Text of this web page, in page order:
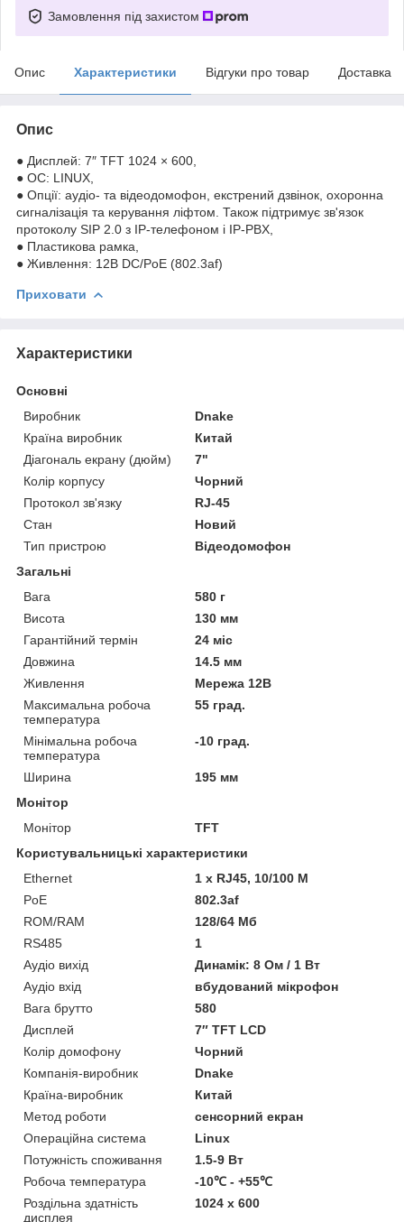
Замовлення під захистом
Опис Характеристики Відгуки про товар Доставка
Опис
● Дисплей: 7″ TFT 1024 × 600,
● ОС: LINUX,
● Опції: аудіо- та відеодомофон, екстрений дзвінок, охоронна
сигналізація та керування ліфтом. Також підтримує зв'язок
протоколу SIP 2.0 з IP-телефоном і IP-PBX,
● Пластикова рамка,
● Живлення: 12В DC/PoE (802.3af)
Приховати
Характеристики
Основні
Виробник
Dnake
Країна виробник
Китай
Діагональ екрану (дюйм)
7"
Колір корпусу
Чорний
Протокол зв'язку
RJ-45
Стан
Новий
Тип пристрою
Відеодомофон
Загальні
Вага
580 г
Висота
130 мм
Гарантійний термін
24 міс
Довжина
14.5 мм
Живлення
Мережа 12В
Максимальна робоча
температура
55 град.
Мінімальна робоча
температура
-10 град.
Ширина
195 мм
Монітор
Монітор
TFT
Користувальницькі характеристики
Ethernet
1 x RJ45, 10/100 M
PoE
802.3af
ROM/RAM
128/64 Мб
RS485
1
Аудіо вихід
Динамік: 8 Ом / 1 Вт
Аудіо вхід
вбудований мікрофон
Вага брутто
580
Дисплей
7″ TFT LCD
Колір домофону
Чорний
Компанія-виробник
Dnake
Країна-виробник
Китай
Метод роботи
сенсорний екран
Операційна система
Linux
Потужність споживання
1.5-9 Вт
Робоча температура
-10℃ - +55℃
Роздільна здатність
дисплея
1024 x 600